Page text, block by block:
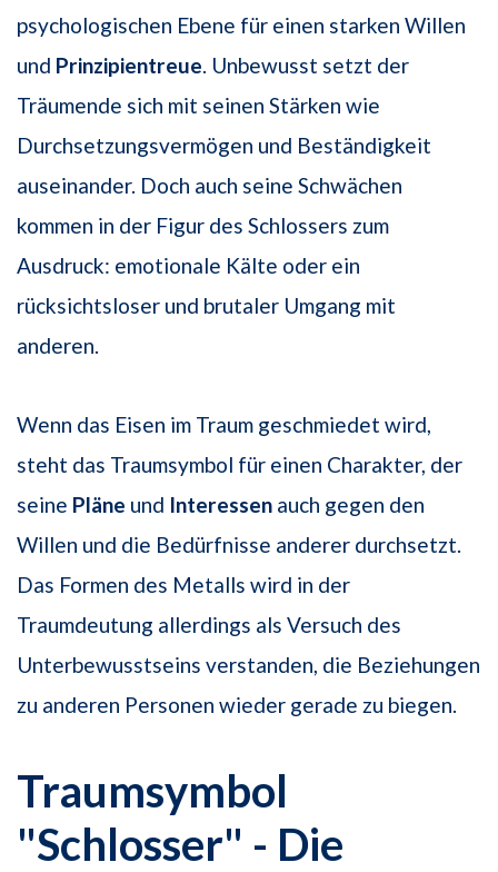
psychologischen Ebene für einen starken Willen
und Prinzipientreue. Unbewusst setzt der
Träumende sich mit seinen Stärken wie
Durchsetzungsvermögen und Beständigkeit
auseinander. Doch auch seine Schwächen
kommen in der Figur des Schlossers zum
Ausdruck: emotionale Kälte oder ein
rücksichtsloser und brutaler Umgang mit
anderen.
Wenn das Eisen im Traum geschmiedet wird,
steht das Traumsymbol für einen Charakter, der
seine Pläne und Interessen auch gegen den
Willen und die Bedürfnisse anderer durchsetzt.
Das Formen des Metalls wird in der
Traumdeutung allerdings als Versuch des
Unterbewusstseins verstanden, die Beziehungen
zu anderen Personen wieder gerade zu biegen.
Traumsymbol
"Schlosser" - Die